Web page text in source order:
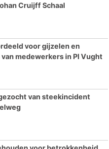
Cruijff Schaal
voor gijzelen en
medewerkers in PI Vught
van steekincident